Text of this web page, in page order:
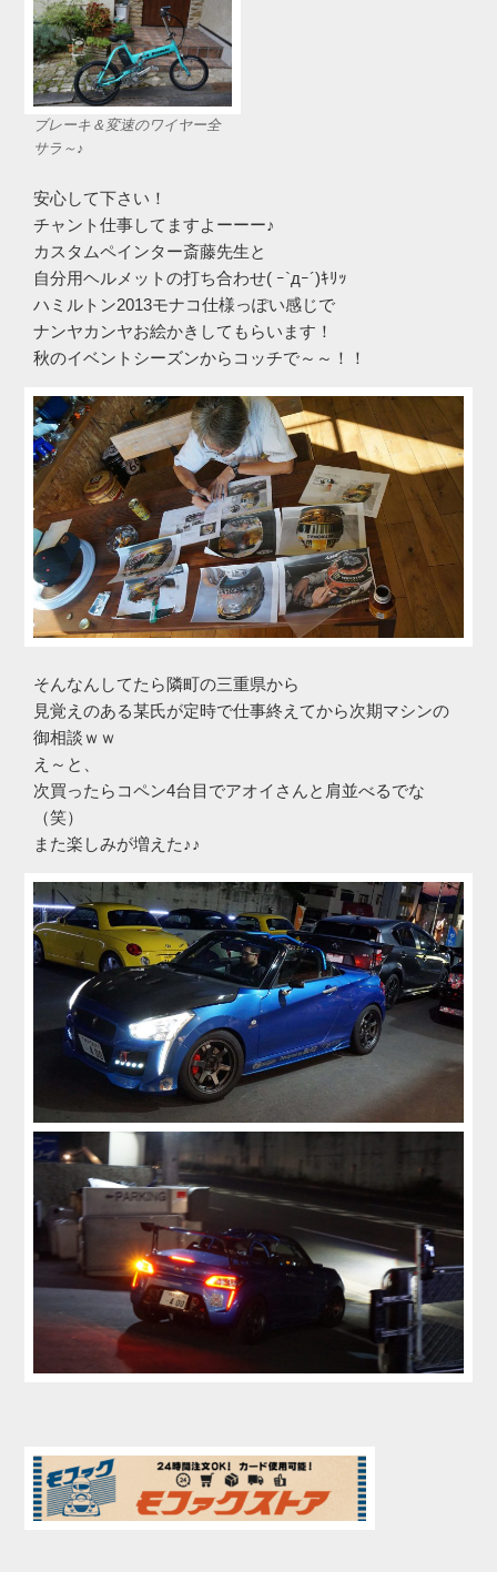
ブレーキ＆変速のワイヤー全
サラ～♪
安心して下さい！
チャント仕事してますよーーー♪
カスタムペインター斎藤先生と
自分用ヘルメットの打ち合わせ( ｰ`дｰ´)ｷﾘｯ
ハミルトン2013モナコ仕様っぽい感じで
ナンヤカンヤお絵かきしてもらいます！
秋のイベントシーズンからコッチで～～！！
そんなんしてたら隣町の三重県から
見覚えのある某氏が定時で仕事終えてから次期マシンの
御相談ｗｗ
え～と、
次買ったらコペン4台目でアオイさんと肩並べるでな
（笑）
また楽しみが増えた♪♪